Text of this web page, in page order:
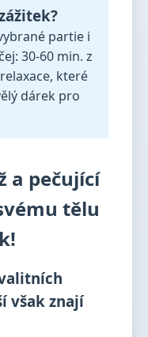
partie i
30-60 min. z
které
dárek pro
a pečující
tělu
však znají